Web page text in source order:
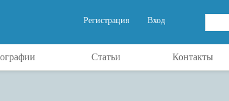
Вход
Регистрация
Статьи Контакты